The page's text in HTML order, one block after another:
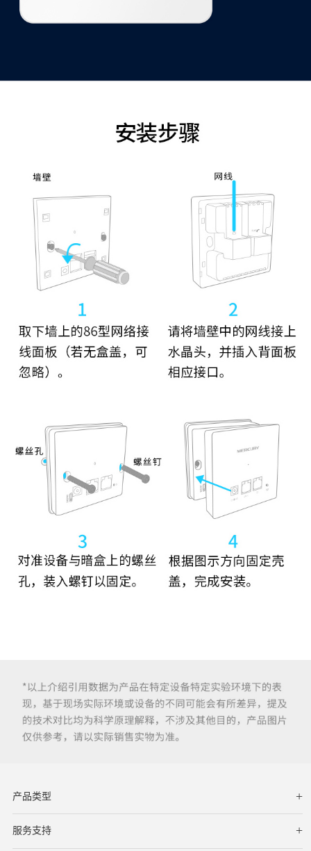
产品类型
服务支持